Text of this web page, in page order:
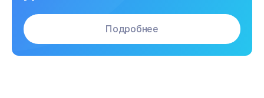
Подробнее